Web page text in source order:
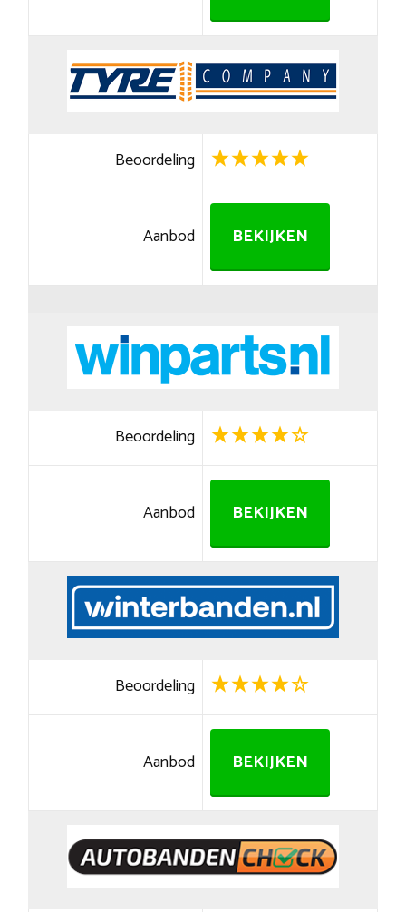
Beoordeling
Aanbod BEKIJKEN
Beoordeling
Aanbod BEKIJKEN
Beoordeling
Aanbod BEKIJKEN